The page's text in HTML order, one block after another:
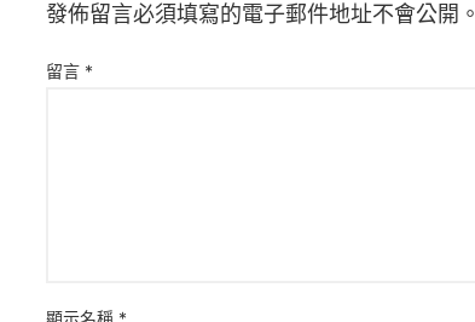
發佈留言必須填寫的電子郵件地址不會公開。
留言 *
顯示名稱 *